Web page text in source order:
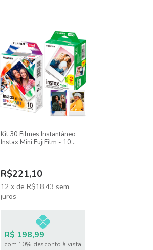
Kit 30 Filmes Instantâneo
Instax Mini FujiFilm - 10
R$221,10
12 x de R$18,43 sem
juros
R$ 198,99
com 10% desconto à vista